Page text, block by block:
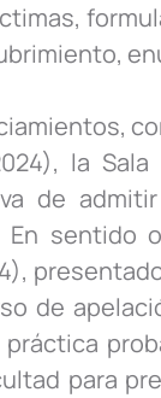
la
de
sentido
de
para